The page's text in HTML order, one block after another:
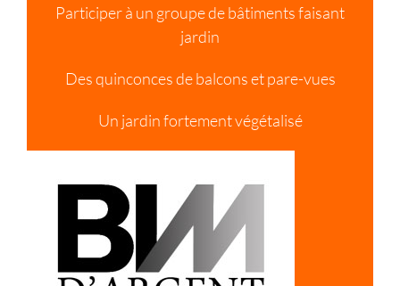
Participer à un groupe de bâtiments faisant
jardin
Des quinconces de balcons et pare-vues
Un jardin fortement végétalisé